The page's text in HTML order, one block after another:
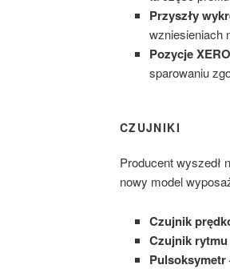
Przyszły
wzniesieniach
Pozycje
sparowaniu
CZUJNIKI
Producent wyszedł
nowy model
Czujnik
Czujnik